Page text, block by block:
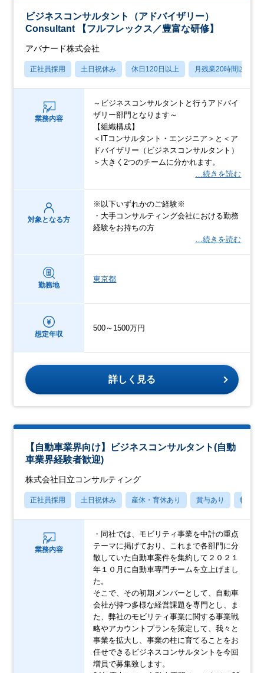
ビジネスコンサルタント（アドバイザリー）
Consultant 【フルフレックス／豊富な研修】
アバナード株式会社
正社員採用 土日祝休み 休日120日以上 月残業20時間以内
業務内容
～ビジネスコンサルタントと行うアドバイ
ザリー部門となります～
【組織構成】
＜ITコンサルタント・エンジニア＞と＜ア
ドバイザリー（ビジネスコンサルタント）
＞大きく2つのチームに分かれます。
…続きを読む
対象となる方
※以下いずれかのご経験※
・大手コンサルティング会社における勤務
経験をお持ちの方
…続きを読む
勤務地
東京都
想定年収
500～1500万円
詳しく見る
【自動車業界向け】ビジネスコンサルタント(自動
車業界経験者歓迎)
株式会社日立コンサルティング
正社員採用 土日祝休み 産休・育休あり 賞与あり 転勤な
業務内容
・同社では、モビリティ事業を中計の重点
テーマに掲げており、これまで各部門に分
散していた自動車案件を集約して２０２１
年１０月に自動車専門チームを立上げまし
た。
そこで、その初期メンバーとして、自動車
会社が持つ多様な経営課題を専門とし、ま
た、弊社のモビリティ事業に関する事業戦
略やアカウントプランを策定して、我々と
事業を拡大し、事業の柱に育てることをお
任せできるビジネスコンサルタントを今回
増員で募集致します。